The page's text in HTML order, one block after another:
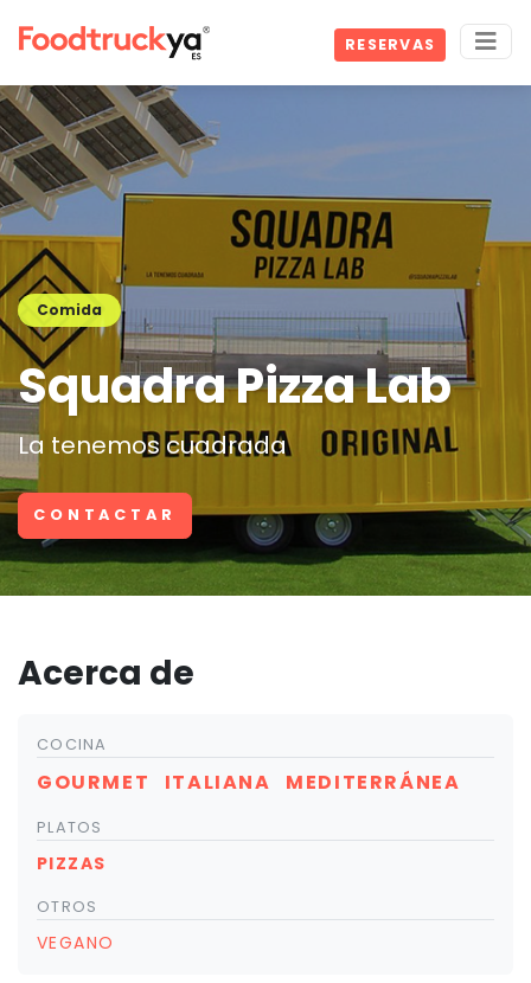
RESERVAS
Comida
Squadra Pizza Lab
La tenemos cuadrada
CONTACTAR
Acerca de
COCINA
GOURMET ITALIANA MEDITERRÁNEA
PLATOS
PIZZAS
OTROS
VEGANO